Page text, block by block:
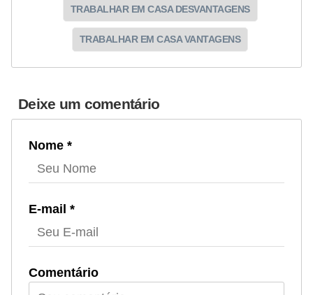
TRABALHAR EM CASA DESVANTAGENS
TRABALHAR EM CASA VANTAGENS
Deixe um comentário
Nome *
E-mail *
Comentário